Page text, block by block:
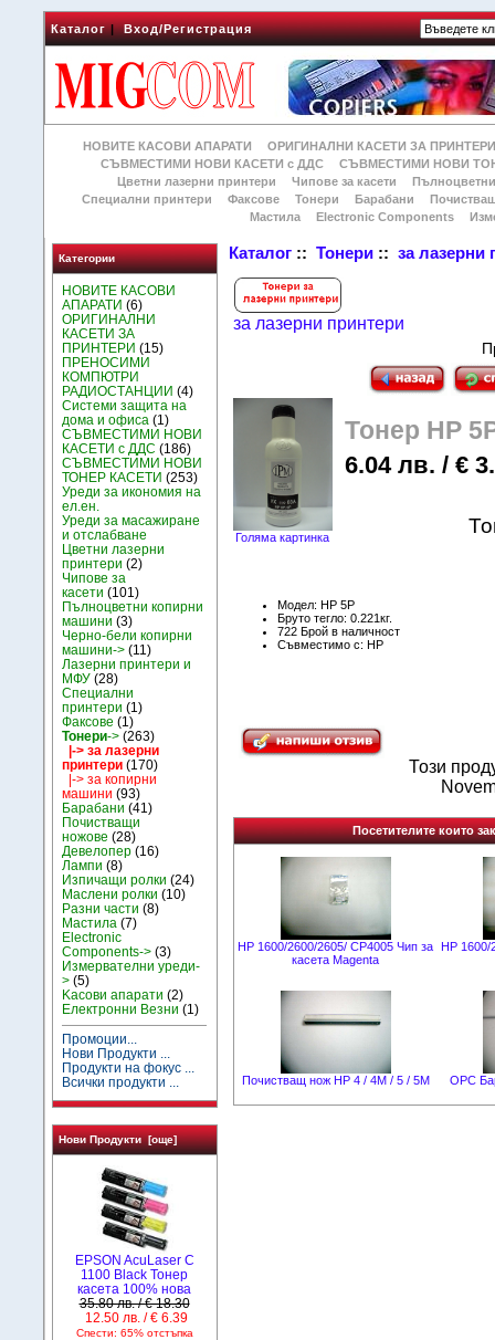
Каталог|Вход/Регистрация
НОВИТЕ КАСОВИ АПАРАТИ
ОРИГИНАЛНИ КАСЕТИ ЗА
СЪВМЕСТИМИ НОВИ КАСЕТИ с ДДС
СЪВМЕСТИМИ НОВИ
Цветни лазерни принтери
Чипове за касети
Специални принтери
Факсове Тонери Барабани
Мастила
Electronic Components
Категории
НОВИТЕ КАСОВИ
АПАРАТИ (6)
ОРИГИНАЛНИ
КАСЕТИ ЗА
ПРИНТЕРИ (15)
ПРЕНОСИМИ
КОМПЮТРИ
РАДИОСТАНЦИИ (4)
Системи защита на
дома и офиса (1)
СЪВМЕСТИМИ НОВИ
КАСЕТИ с ДДС (186)
СЪВМЕСТИМИ НОВИ
ТОНЕР КАСЕТИ (253)
Уреди за икономия на
ел.ен.
Уреди за масажиране
и отслабване
Цветни лазерни
принтери (2)
Чипове за
касети (101)
Пълноцветни копирни
машини (3)
Черно-бели копирни
машини-> (11)
Лазерни принтери и
МФУ (28)
Специални
принтери (1)
Факсове (1)
Тонери-> (263)
|-> за лазерни
принтери (170)
|-> за копирни
машини (93)
Барабани (41)
Почистващи
ножове (28)
Девелопер (16)
Лампи (8)
Изпичащи ролки (24)
Маслени ролки (10)
Разни части (8)
Мастила (7)
Electronic
Components-> (3)
Измервателни уреди-
> (5)
Kасови апарати (2)
Електронни Везни (1)
Промоции...
Нови Продукти ...
Продукти на фокус ...
Всички продукти ...
Нови Продукти [още]
EPSON AcuLaser C
1100 Black Тонер
касета 100% нова
35.80 лв. / € 18.30
12.50 лв. / € 6.39
Спести: 65% отстъпка
Каталог ::Тонери ::за лазерни
за лазерни принтери
Голяма картинка
Тонер HP
6.04 лв. / €
Модел: HP 5P
Бруто тегло: 0.221кг.
722 Брой в наличност
Съвместимо с: HP
Този
Посетителите които
HP 1600/2600/2605/ CP4005 Чип за
касета Magenta
HP 1600/
Почистващ нож HP 4 / 4M / 5 / 5M OPC